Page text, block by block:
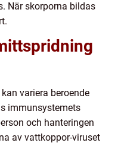
När skorporna bildas
variera beroende
immunsystemets
och hanteringen
av vattkoppor-viruset